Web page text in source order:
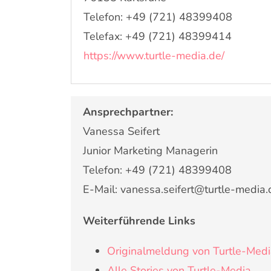
Telefon: +49 (721) 48399408
Telefax: +49 (721) 48399414
https://www.turtle-media.de/
Ansprechpartner:
Vanessa Seifert
Junior Marketing Managerin
Telefon: +49 (721) 48399408
E-Mail: vanessa.seifert@turtle-
Weiterführende Links
Originalmeldung von Turtle-